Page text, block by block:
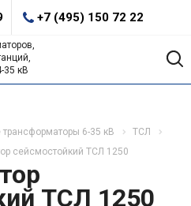
+7 (495) 150 72 22
35 кВ
6-35 кВ
ТСЛ
сейсмостойкий ТСЛ 1250
ТСЛ 1250